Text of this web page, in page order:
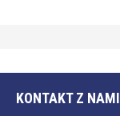
KONTAKT Z NAMI